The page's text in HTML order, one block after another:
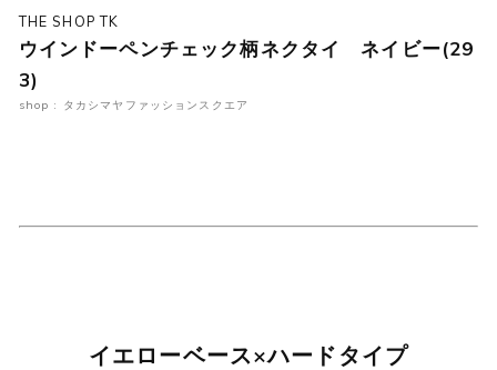
THE SHOP TK
ウインドーペンチェック柄ネクタイ ネイビー(29
3)
shop : タカシマヤファッションスクエア
イエローベース×ハードタイプ